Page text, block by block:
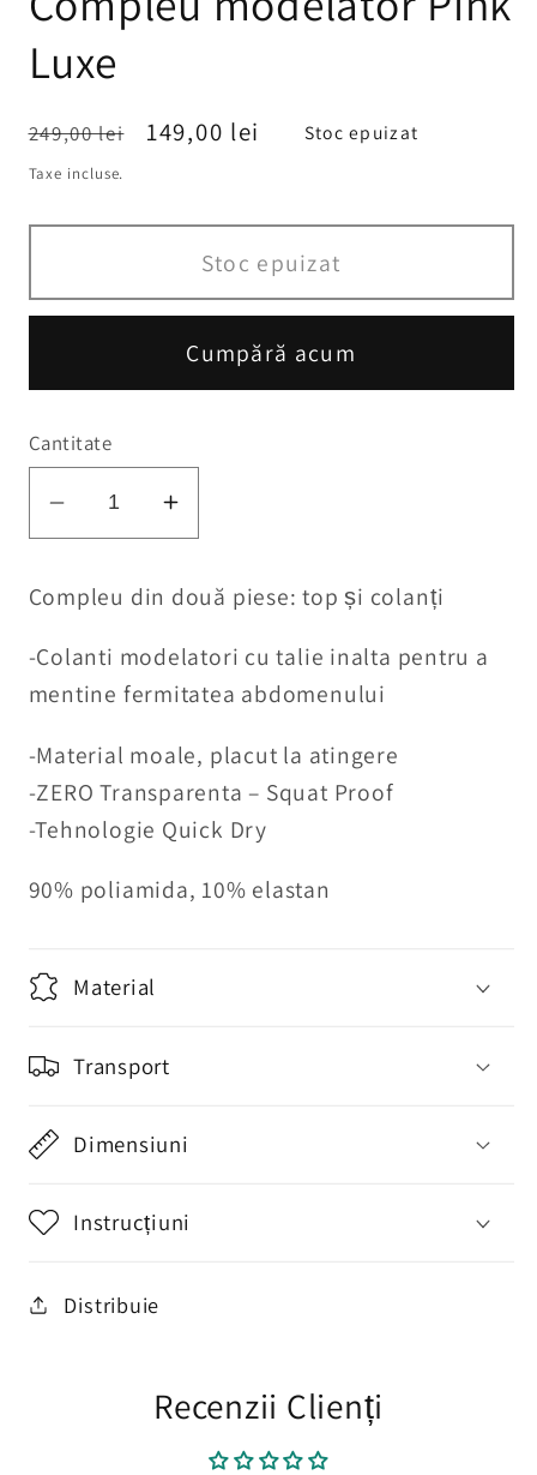
Luxe
Preț
obișnuit
249,00 lei
Preț
149,00 lei Stoc epuizat
Taxe incluse.
Stoc epuizat
Cumpără acum
Cantitate
Reduceți
cantitatea
pentru
Compleu
modelator
Pink
Luxe
Creșteți
cantitatea
pentru
Compleu
modelator
Pink
Luxe
Compleu din două piese: top și colanți
-Colanti modelatori cu talie inalta pentru a
mentine fermitatea abdomenului
-Material moale, placut la atingere
-ZERO Transparenta – Squat Proof
-Tehnologie Quick Dry
90% poliamida, 10% elastan
Material
Transport
Dimensiuni
Instrucțiuni
Distribuie
Recenzii Clienți